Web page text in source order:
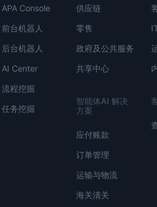
APA Console
前台机器人
后台机器人
AI Center
流程挖掘
任务挖掘
供应链
零售
政府及公共服务
共享中心
智能体AI 解决
方案
应付账款
订单管理
运输与物流
海关清关